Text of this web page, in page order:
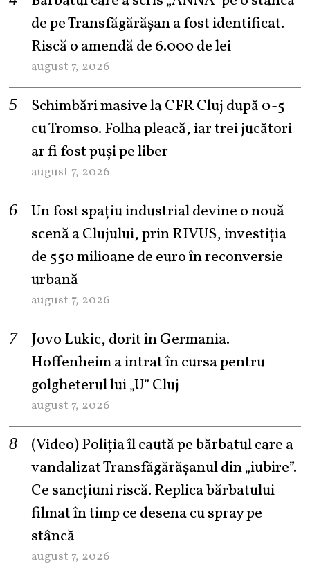
de pe Transfăgărășan a fost identificat.
Riscă o amendă de 6.000 de lei
august 7, 2026
Schimbări masive la CFR Cluj după 0-5
cu Tromso. Folha pleacă, iar trei jucători
ar fi fost puși pe liber
august 7, 2026
Un fost spațiu industrial devine o nouă
scenă a Clujului, prin RIVUS, investiția
de 550 milioane de euro în reconversie
urbană
august 7, 2026
Jovo Lukic, dorit în Germania.
Hoffenheim a intrat în cursa pentru
golgheterul lui „U” Cluj
august 7, 2026
(Video) Poliția îl caută pe bărbatul care a
vandalizat Transfăgărășanul din „iubire”.
Ce sancțiuni riscă. Replica bărbatului
filmat în timp ce desena cu spray pe
stâncă
august 7, 2026